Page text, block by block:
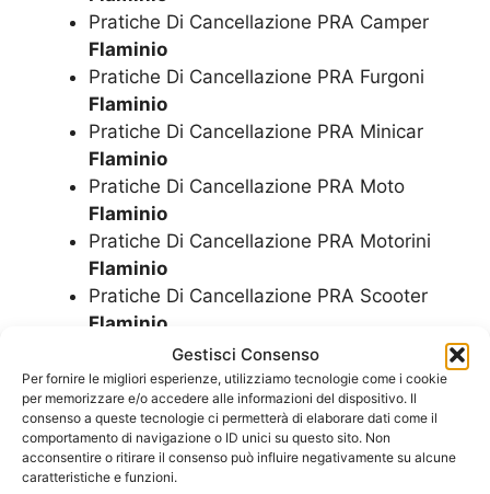
Gestisci Consenso
Per fornire le migliori esperienze, utilizziamo tecnologie come i cookie
per memorizzare e/o accedere alle informazioni del dispositivo. Il
consenso a queste tecnologie ci permetterà di elaborare dati come il
comportamento di navigazione o ID unici su questo sito. Non
acconsentire o ritirare il consenso può influire negativamente su alcune
caratteristiche e funzioni.
Pratiche Di Cancellazione PRA Camper
Flaminio
Pratiche Di Cancellazione PRA Furgoni
Flaminio
Pratiche Di Cancellazione PRA Minicar
Flaminio
Pratiche Di Cancellazione PRA Moto
Flaminio
Pratiche Di Cancellazione PRA Motorini
Flaminio
Pratiche Di Cancellazione PRA Scooter
Flaminio
Pratiche Per Rottamazione Auto
Flaminio
Pratiche Per Rottamazione Camion
Flaminio
Pratiche Per Rottamazione Camper
Flaminio
Pratiche Per Rottamazione Furgoni